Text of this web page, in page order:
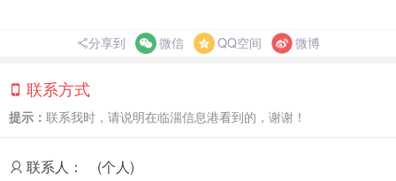
分享到 微信 QQ空间 微博
联系方式
提示： 联系我时，请说明在临淄信息港看到的，谢谢！
联系人：
(个人)